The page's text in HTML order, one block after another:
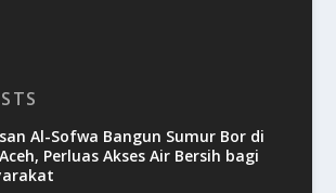
Al-Sofwa Bangun Sumur Bor di
Perluas Akses Air Bersih bagi